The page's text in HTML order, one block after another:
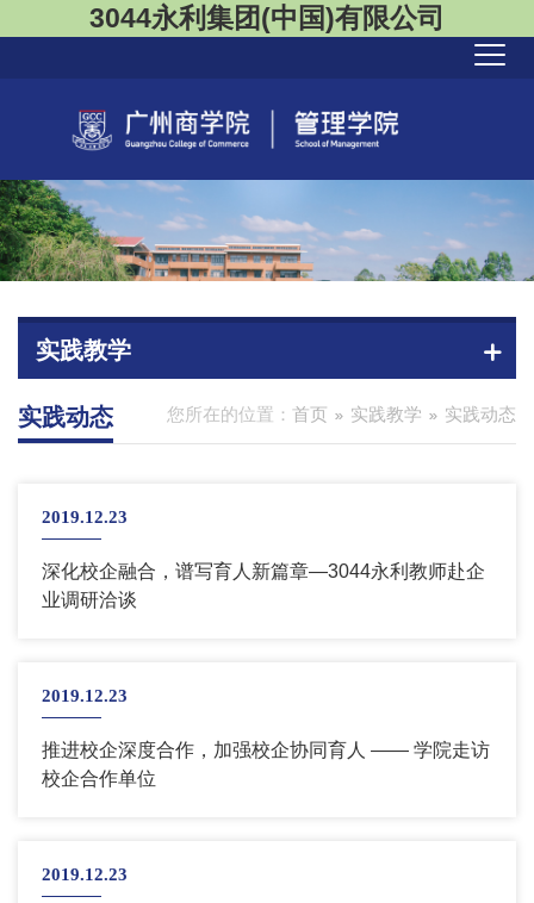
3044永利集团(中国)有限公司
实践教学
您所在的位置： 首页 实践教学 实践动态
实践动态
2019.12.23
深化校企融合，谱写育人新篇章—3044永利教师赴企
业调研洽谈
2019.12.23
推进校企深度合作，加强校企协同育人 —— 学院走访
校企合作单位
2019.12.23